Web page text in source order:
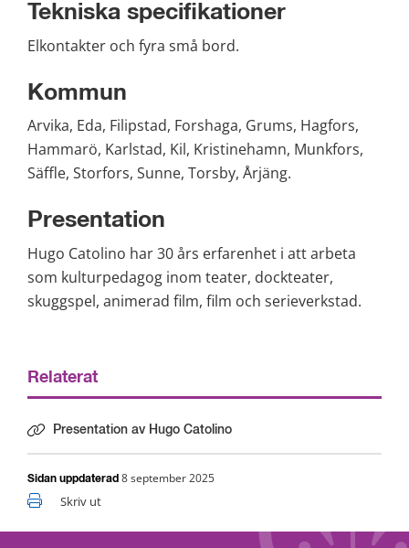
Tekniska specifikationer
Elkontakter och fyra små bord.
Kommun
Arvika, Eda, Filipstad, Forshaga, Grums, Hagfors,
Hammarö, Karlstad, Kil, Kristinehamn, Munkfors,
Säffle, Storfors, Sunne, Torsby, Årjäng.
Presentation
Hugo Catolino har 30 års erfarenhet i att arbeta
som kulturpedagog inom teater, dockteater,
skuggspel, animerad film, film och serieverkstad.
Relaterat
Presentation av Hugo Catolino
Sidan uppdaterad 8 september 2025
Skriv ut